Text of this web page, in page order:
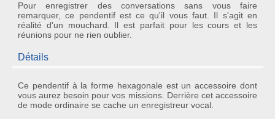
Pour enregistrer des conversations sans vous faire
remarquer, ce pendentif est ce qu'il vous faut. Il s'agit en
réalité d'un mouchard. Il est parfait pour les cours et les
réunions pour ne rien oublier.
Détails
Ce pendentif à la forme hexagonale est un accessoire dont
vous aurez besoin pour vos missions. Derrière cet accessoire
de mode ordinaire se cache un enregistreur vocal.